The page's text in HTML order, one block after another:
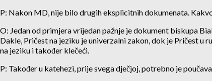
P: Nakon MD, nije bilo drugih eksplicitnih dokumenata.
O: Jedan od primjera vrijedan pažnje je dokument biskupa
Dakle, Pričest na jeziku je univerzalni zakon, dok je Pričest u
na jeziku i također klečeći.
P: Također u katehezi, prije svega dječjoj, potrebno je